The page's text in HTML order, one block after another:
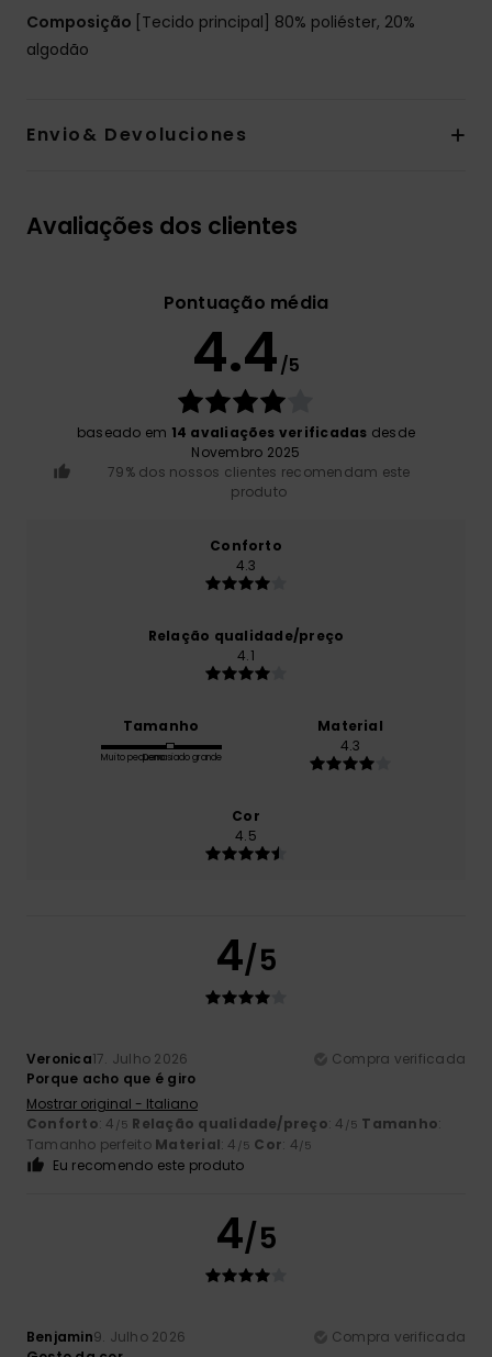
Composição [Tecido principal] 80% poliéster, 20%
algodão
Envio& Devoluciones
Avaliações dos clientes
Pontuação média
4.4/5
baseado em 14 avaliações verificadas desde
Novembro 2025
79% dos nossos clientes recomendam este
produto
Conforto
4.3
Relação qualidade/preço
4.1
Tamanho
Muito pequenoDemasiado grande
Material
4.3
Cor
4.5
4/5
Veronica17. Julho 2026
Compra verificada
Porque acho que é giro
Mostrar original - Italiano
Conforto: 4 /5 Relação qualidade/preço: 4 /5 Tamanho:
Tamanho perfeito Material: 4 /5 Cor: 4/5
Eu recomendo este produto
4/5
Benjamin9. Julho 2026
Compra verificada